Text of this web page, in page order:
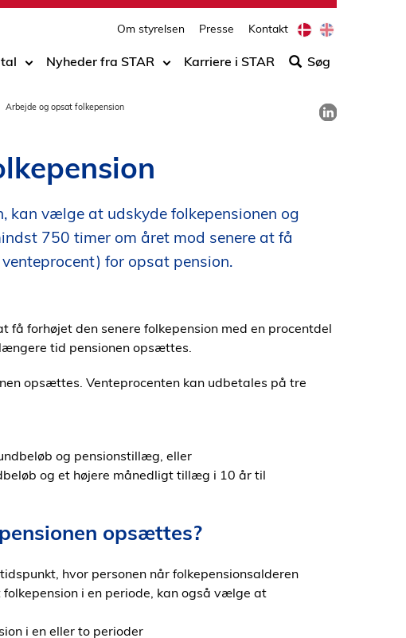
Om styrelsen Presse Kontakt
D
a
i
E
n
l
h
Nyheder fra STAR Karriere i STAR Søg
Arbejde og opsat folkepension
kan vælge at udskyde folkepensionen og
750 timer om året mod senere at få
for opsat pension.
få forhøjet den senere folkepension med en procentdel
tid pensionen opsættes.
opsættes. Venteprocenten kan udbetales på tre
og pensionstillæg, eller
og et højere månedligt tillæg i 10 år til
opsættes?
hvor personen når folkepensionsalderen
i en periode, kan også vælge at
i en eller to perioder